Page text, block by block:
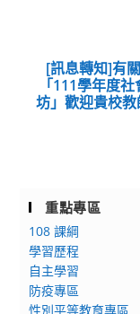
[訊息轉知]有
「111學年度
坊」歡迎貴校
重點專區
108 課綱
學習歷程
自主學習
防疫專區
性別平等教育專區